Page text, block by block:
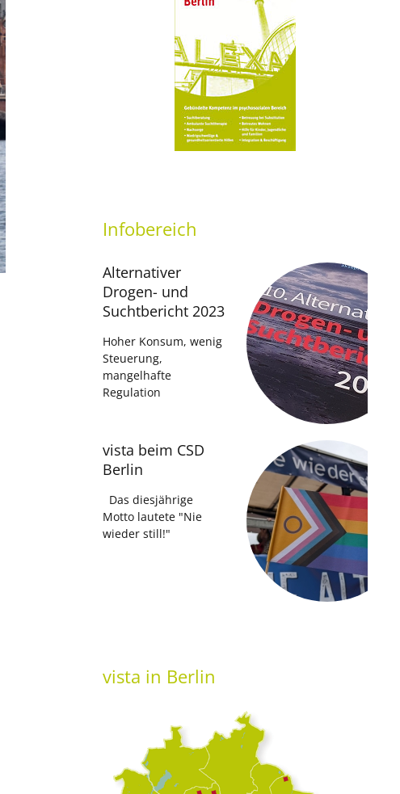
Infobereich
Alternativer
Drogen- und
Suchtbericht 2023
Hoher Konsum, wenig
Steuerung,
mangelhafte
Regulation
vista beim CSD
Berlin
Das diesjährige
Motto lautete "Nie
wieder still!"
vista in Berlin